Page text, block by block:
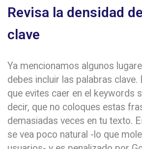
Revisa la densidad
clave
Ya mencionamos algunos
debes incluir las palabras
que evites caer en el keywords
decir, que no coloques estas
demasiadas veces en tu texto.
se vea poco natural -lo que